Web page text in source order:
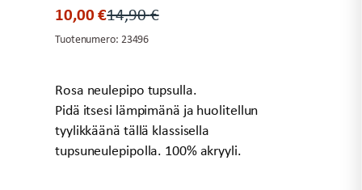
14,90€
Alkuperäinen
hinta
10,00€
Nykyinen
hinta
Tuotenumero: 23496
Rosa neulepipo tupsulla.
Pidä itsesi lämpimänä ja huolitellun
tyylikkäänä tällä klassisella
tupsuneulepipolla. 100% akryyli.